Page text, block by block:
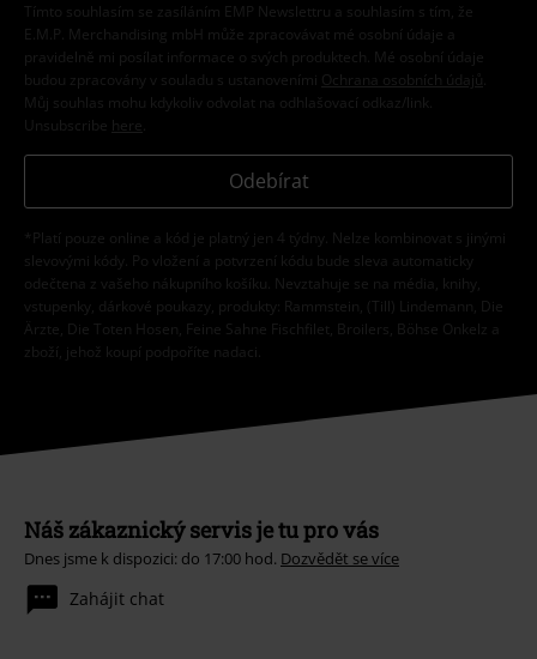
Tímto souhlasím se zasíláním EMP Newslettru a souhlasím s tím, že
E.M.P. Merchandising mbH může zpracovávat mé osobní údaje a
pravidelně mi posílat informace o svých produktech. Mé osobní údaje
budou zpracovány v souladu s ustanoveními
Ochrana osobních údajů
Můj souhlas mohu kdykoliv odvolat na odhlašovací odkaz/link.
Unsubscribe here
Odebírat
*Platí pouze online a kód je platný jen 4 týdny. Nelze kombinovat s jinými
slevovými kódy. Po vložení a potvrzení kódu bude sleva automaticky
odečtena z vašeho nákupního košíku. Nevztahuje se na média, knihy,
vstupenky, dárkové poukazy, produkty: Rammstein, (Till) Lindemann, Die
Ärzte, Die Toten Hosen, Feine Sahne Fischfilet, Broilers, Böhse Onkelz a
zboží, jehož koupí podpoříte nadaci.
Náš zákaznický servis je tu pro vás
Dnes jsme k dispozici: do 17:00 hod. Dozvědět se více
Zahájit chat